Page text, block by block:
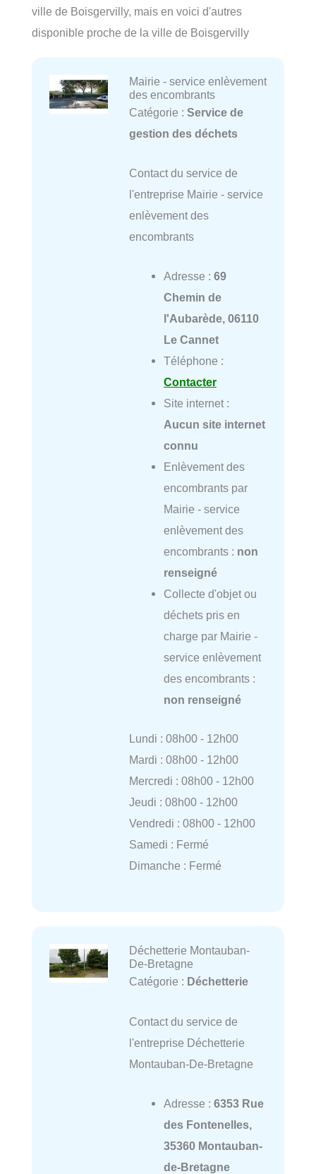
ville de Boisgervilly, mais en voici d'autres
disponible proche de la ville de Boisgervilly
Mairie - service enlèvement
des encombrants
Catégorie : Service de
gestion des déchets
Contact du service de
l'entreprise Mairie - service
enlèvement des
encombrants
Adresse : 69
Chemin de
l'Aubarède, 06110
Le Cannet
Téléphone :
Contacter
Site internet :
Aucun site internet
connu
Enlèvement des
encombrants par
Mairie - service
enlèvement des
encombrants : non
renseigné
Collecte d'objet ou
déchets pris en
charge par Mairie -
service enlèvement
des encombrants :
non renseigné
Lundi : 08h00 - 12h00
Mardi : 08h00 - 12h00
Mercredi : 08h00 - 12h00
Jeudi : 08h00 - 12h00
Vendredi : 08h00 - 12h00
Samedi : Fermé
Dimanche : Fermé
Déchetterie Montauban-
De-Bretagne
Catégorie : Déchetterie
Contact du service de
l'entreprise Déchetterie
Montauban-De-Bretagne
Adresse : 6353 Rue
des Fontenelles,
35360 Montauban-
de-Bretagne